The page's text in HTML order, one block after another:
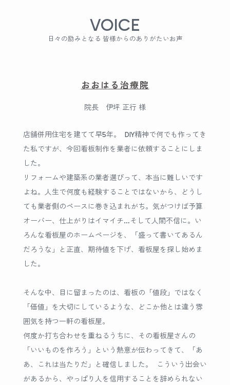
VOICE
日々の励みとなる 皆様からのありがたいお声
おおはる治療院
院長 伊坪 正行 様
店舗併用住宅を建てて早5年。 DIY精神で何でも作ってき
た私ですが、今回看板制作を業者に依頼することにしま
した。
リフォームや建築系の業者選びって、本当に難しいです
よね。人生で何度も経験することではないから、どうし
ても業者側のペースに巻き込まれがち。気がつけば予算
オーバー、仕上がりはイマイチ…そして人間不信に。い
ろんな看板屋のホームページを、「盛って書いてあるん
だろうな」と正直、期待値を下げ、看板屋を探し始めま
した。
そんな中、目に留まったのは、看板の「値段」ではなく
「価値」を大切にしているような、どこか他とは違う雰
囲気を持つ一軒の看板屋。
何度か打ち合わせを重ねるうちに、その看板屋さんの
「いいものを作ろう」という熱意が伝わってきて、「あ
あ、これは当たりだ」と確信しました。 こういう出会い
があるから、やっぱり人を信用することを辞められない